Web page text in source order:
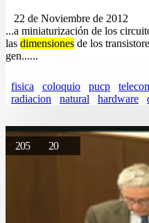
22 de Noviembre de 2012
...a miniaturización de los
las dimensiones de los
gen......
fisica coloquio pucp
radiacion
natural hardware
205 20